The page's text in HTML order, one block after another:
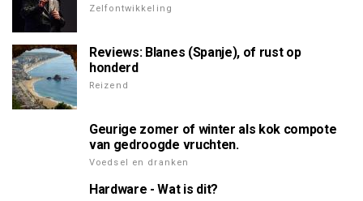
Zelfontwikkeling
Reviews: Blanes (Spanje), of rust op
honderd
Reizend
Geurige zomer of winter als kok compote
van gedroogde vruchten.
Voedsel en dranken
Hardware - Wat is dit?